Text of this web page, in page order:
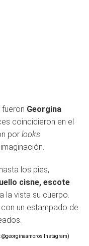
fueron Georgina
coincidieron en el
por looks
los pies,
cisne, escote
la vista su cuerpo.
un estampado de